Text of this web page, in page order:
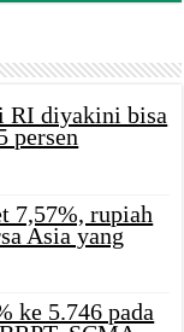
RI diyakini bisa
persen
7,57%, rupiah
Asia yang
ke 5.746 pada